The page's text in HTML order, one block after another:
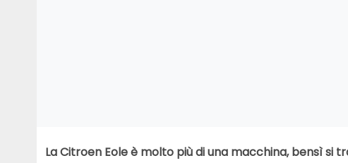
La Citroen Eole è molto più di una macchina, bensì si